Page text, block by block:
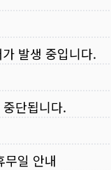
발생 중입니다.
단됩니다.
일 안내